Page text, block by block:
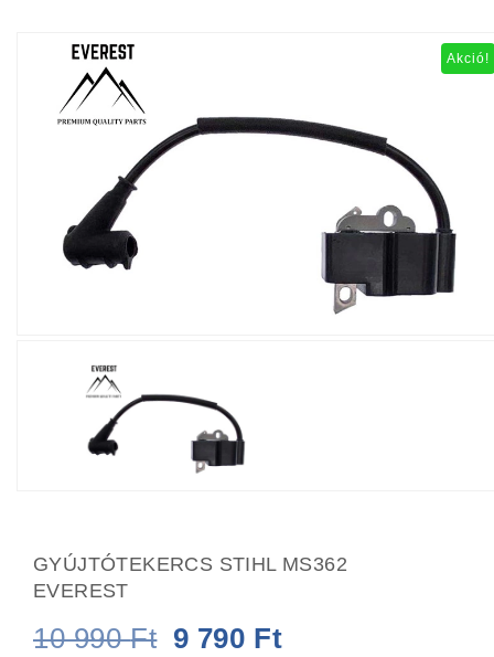
Akció!
GYÚJTÓTEKERCS STIHL MS362
EVEREST
10 990Ft Original
9 790 Ft